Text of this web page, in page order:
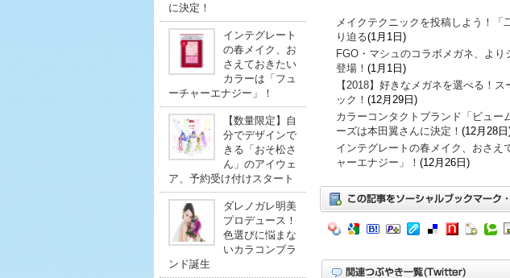
に決定！
インテグレート
の春メイク、お
さえておきたい
カラーは「フュ
ーチャーエナジー」！
【数量限定】自
分でデザインで
きる「おそ松さ
ん」のアイウェ
ア、予約受け付けスタート
ダレノガレ明美
プロデュース！
色選びに悩まな
いカラコンブラ
ンド誕生
メイクテクニックを投稿しよう！「
り迫る(1月1日)
FGO・マシュのコラボメガネ、よ
登場！ (1月1日)
【2018】好きなメガネを選べる！
ック！ (12月29日)
カラーコンタクトブランド「ビュー
ーズは本田翼さんに決定！ (12月28日
インテグレートの春メイク、おさえ
ャーエナジー」！ (12月26日)